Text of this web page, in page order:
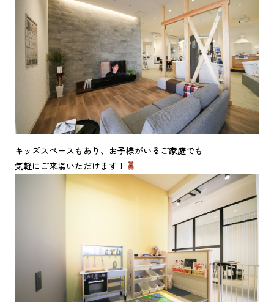
キッズスペースもあり、お子様がいるご家庭でも
気軽にご来場いただけます！